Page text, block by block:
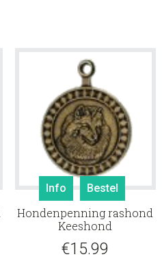
Info Bestel
Hondenpenning rashond
Keeshond
€15.99